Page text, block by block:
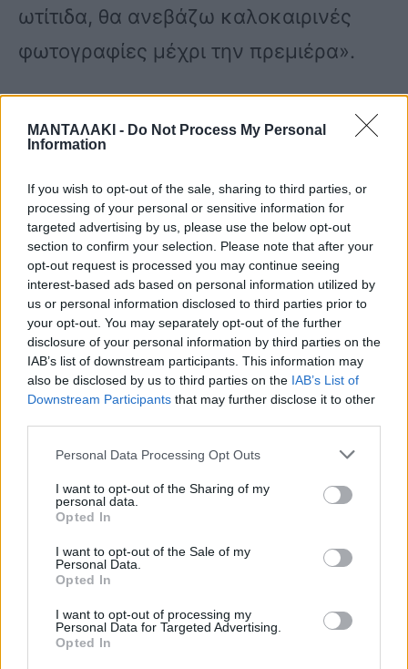
ΜΑΝΤΑΛΑΚΙ - Do Not Process My Personal
Information
If you wish to opt-out of the sale, sharing to third parties, or
processing of your personal or sensitive information for
targeted advertising by us, please use the below opt-out
section to confirm your selection. Please note that after your
opt-out request is processed you may continue seeing
interest-based ads based on personal information utilized by
us or personal information disclosed to third parties prior to
your opt-out. You may separately opt-out of the further
disclosure of your personal information by third parties on the
IAB’s list of downstream participants. This information may
also be disclosed by us to third parties on the IAB’s List of
Downstream Participants that may further disclose it to other
Personal Data Processing Opt Outs
I want to opt-out of the Sharing of my
personal data.
Opted In
I want to opt-out of the Sale of my
Personal Data.
Opted In
I want to opt-out of processing my
Personal Data for Targeted Advertising.
Opted In
ωτίτιδα, θα ανεβάζω καλοκαιρινές
φωτογραφίες μέχρι την πρεμιέρα».